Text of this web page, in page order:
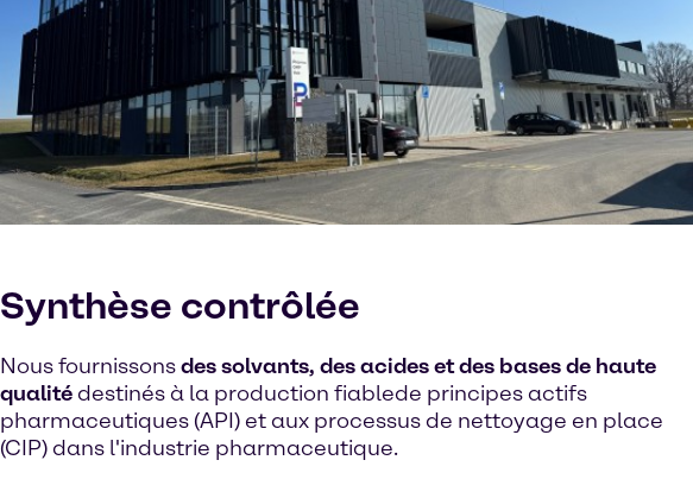
Synthèse contrôlée
Nous fournissonsdes solvants, des acides et des bases de haute
qualitédestinés à la production fiablede principes actifs
pharmaceutiques (API) et aux processus de nettoyage en place
(CIP) dans l'industrie pharmaceutique.